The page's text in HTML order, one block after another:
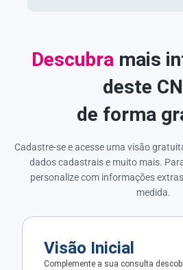
Descubra mais
deste
de forma
Cadastre-se e acesse uma visão
dados cadastrais e muito mais.
personalize com informações
medida.
Visão Inicial
Complemente a sua consulta